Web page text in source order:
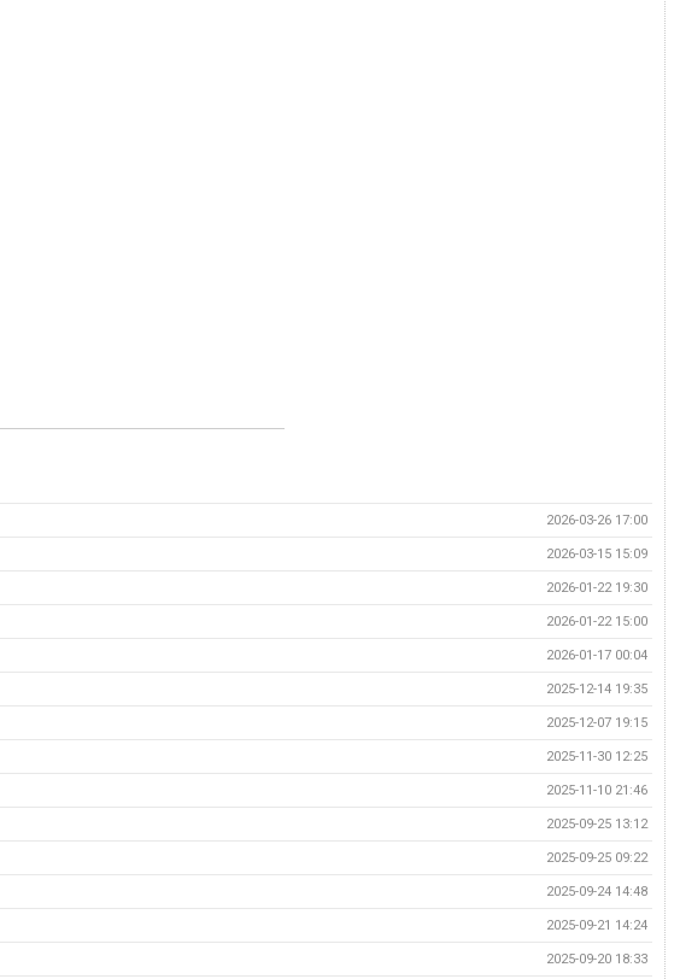
2026-03-26 17:00
2026-03-15 15:09
2026-01-22 19:30
2026-01-22 15:00
2026-01-17 00:04
2025-12-14 19:35
2025-12-07 19:15
2025-11-30 12:25
2025-11-10 21:46
2025-09-25 13:12
2025-09-25 09:22
2025-09-24 14:48
2025-09-21 14:24
2025-09-20 18:33